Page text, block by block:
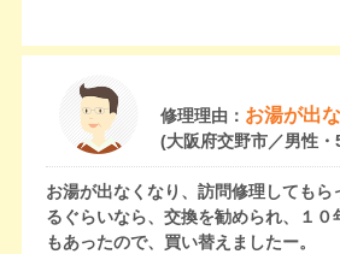
修理理由： お湯が出
(大阪府交野市／男性・
お湯が出なくなり、訪問修理してもら
るぐらいなら、交換を勧められ、１０
もあったので、買い替えましたー。